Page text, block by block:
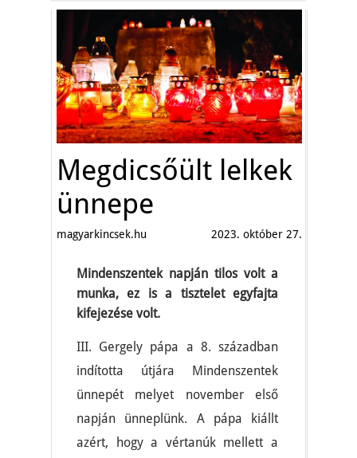
Megdicsőült lelkek
ünnepe
magyarkincsek.hu 2023. október 27.
Mindenszentek napján tilos volt a
munka, ez is a tisztelet egyfajta
kifejezése volt.
III. Gergely pápa a 8. században
indította útjára Mindenszentek
ünnepét melyet november első
napján ünneplünk. A pápa kiállt
azért, hogy a vértanúk mellett a